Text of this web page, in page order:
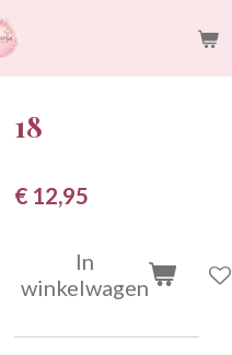
18
€ 12,95
In
winkelwagen